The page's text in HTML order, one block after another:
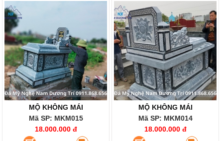
MỘ KHÔNG MÁI
Mã SP: MKM015
18.000.000 đ
MỘ KHÔNG MÁI
Mã SP: MKM014
18.000.000 đ